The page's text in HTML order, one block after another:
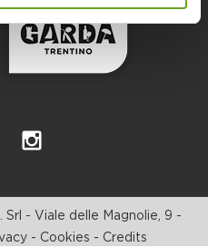
- Viale delle Magnolie, 9 -
- Cookies - Credits